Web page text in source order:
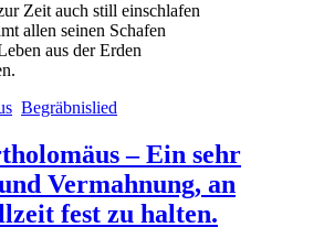
Zeit auch still einschlafen
allen seinen Schafen
aus der Erden
Begräbnislied
– Ein sehr
Vermahnung, an
fest zu halten.